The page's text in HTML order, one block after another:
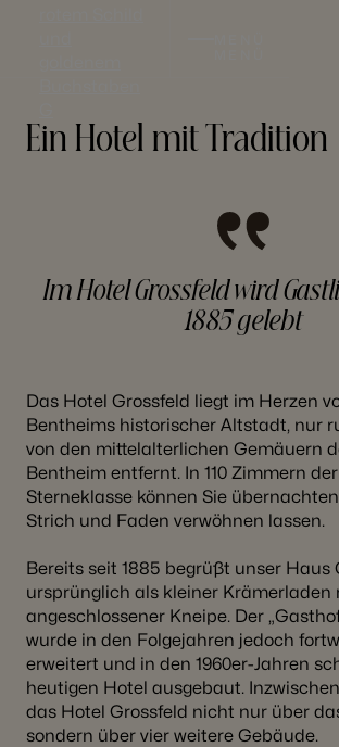
Ein Hotel mit Tradition
Im Hotel Grossfeld wird
1885 gelebt
Das Hotel Grossfeld liegt im Herzen
Bentheims historischer Altstadt, nur
von den mittelalterlichen Gemäuern
Bentheim entfernt. In 110 Zimmern
Sterneklasse können Sie
Strich und Faden verwöhnen lassen.
Bereits seit 1885 begrüßt unser Haus
ursprünglich als kleiner Krämerladen
angeschlossener Kneipe. Der
wurde in den Folgejahren jedoch
erweitert und in den 1960er-Jahren
heutigen Hotel ausgebaut.
das Hotel Grossfeld nicht nur über
sondern über vier weitere Gebäude.